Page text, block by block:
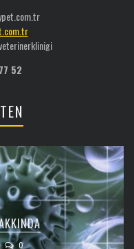
52
0